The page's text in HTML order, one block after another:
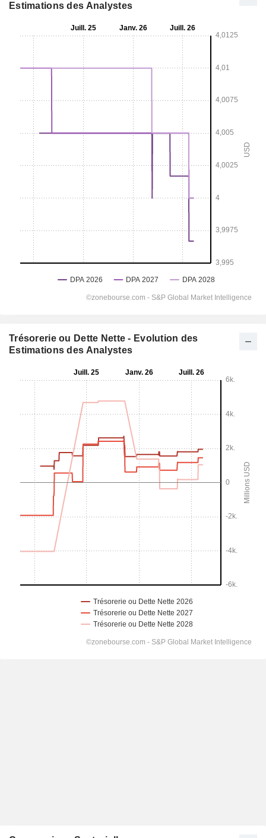
Estimations des Analystes
Trésorerie ou Dette Nette - Evolution des
Estimations des Analystes